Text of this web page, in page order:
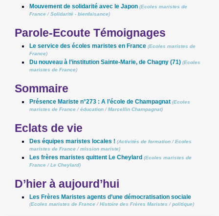
Mouvement de solidarité avec le Japon (Ecoles maristes de
France /Solidarité - bienfaisance)
Parole-Ecoute Témoignages
Le service des écoles maristes en France (Ecoles maristes de
France)
Du nouveau à l’institution Sainte-Marie, de Chagny (71) (Ecoles
maristes de France)
Sommaire
Présence Mariste n°273 : A l’école de Champagnat (Ecoles
maristes de France /éducation /Marcellin Champagnat)
Eclats de vie
Des équipes maristes locales ! (Activités de formation /Ecoles
maristes de France /mission mariste)
Les frères maristes quittent Le Cheylard (Ecoles maristes de
France /Le Cheylard)
D’hier à aujourd’hui
Les Frères Maristes agents d’une démocratisation sociale
(Ecoles maristes de France /Histoire des Frères Maristes /politique)